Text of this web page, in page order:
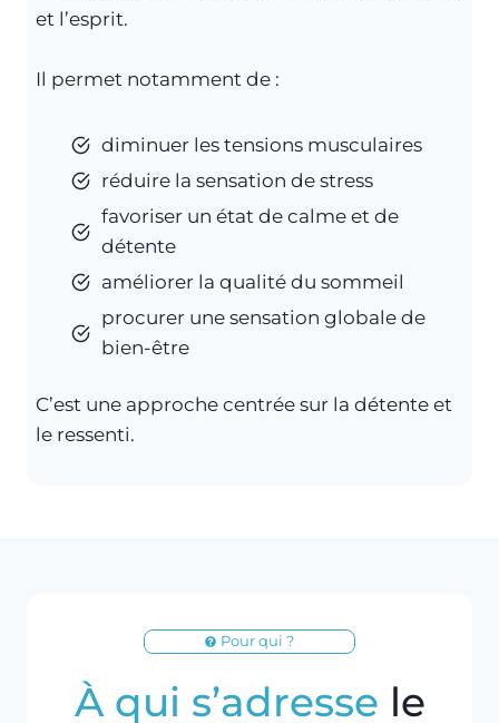
et l’esprit.
Il permet notamment de :
diminuer les tensions musculaires
réduire la sensation de stress
favoriser un état de calme et de
détente
améliorer la qualité du sommeil
procurer une sensation globale de
bien-être
C’est une approche centrée sur la détente et
le ressenti.
Pour qui ?
À qui s’adresse le